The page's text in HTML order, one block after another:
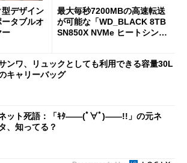
デザイン
タブルオ
ー
最大毎秒7200MBの高速転送
が可能な「WD_BLACK 8TB
SN850X NVMe ヒートシンク
ンワ、リュックとしても利用できる容量30L
キャリーバッグ
ット死語：「ｷﾀ――(ﾟ∀ﾟ)――!!」の元ネ
、知ってる？